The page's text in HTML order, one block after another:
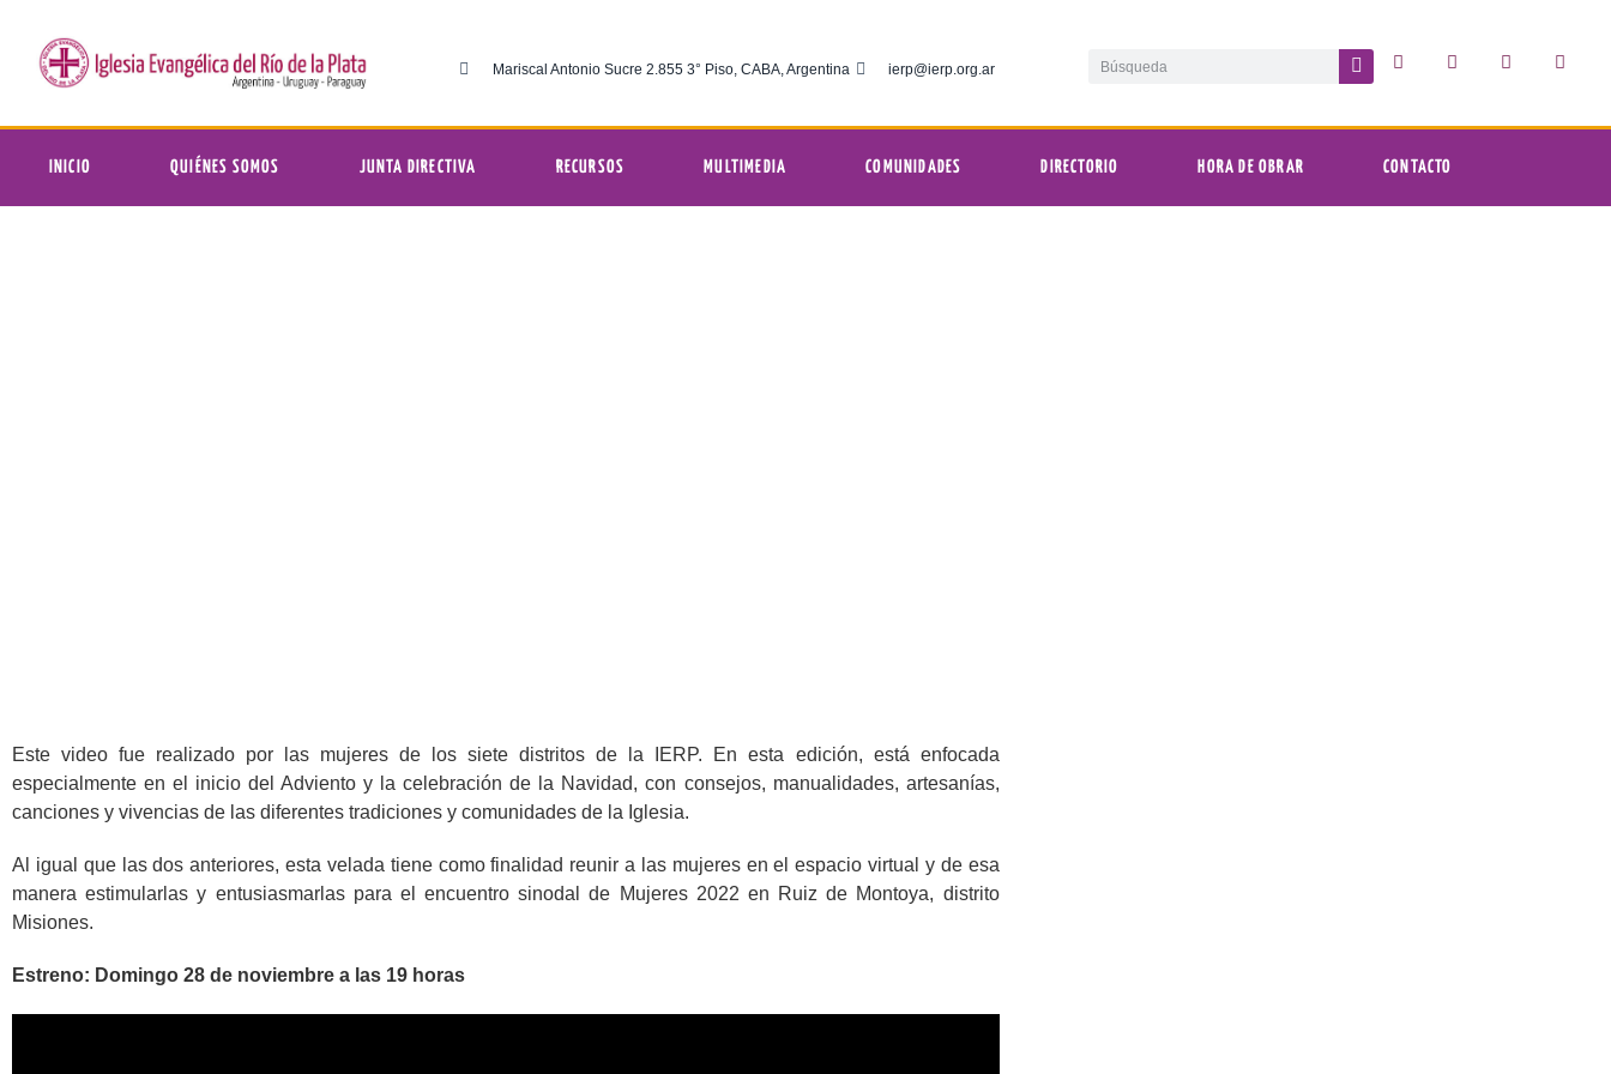
Mariscal Antonio Sucre 2.855 3° Piso, CABA, Argentina ierp@ierp.org.ar
INICIO QUIÉNES SOMOS JUNTA DIRECTIVA RECURSOS MULTIMEDIA COMUNIDADES DIRECTORIO HORA DE OBRAR CONTACTO
Este video fue realizado por las mujeres de los siete distritos de la IERP. En esta edición, está enfocada
especialmente en el inicio del Adviento y la celebración de la Navidad, con consejos, manualidades, artesanías,
canciones y vivencias de las diferentes tradiciones y comunidades de la Iglesia.
Al igual que las dos anteriores, esta velada tiene como finalidad reunir a las mujeres en el espacio virtual y de esa
manera estimularlas y entusiasmarlas para el encuentro sinodal de Mujeres 2022 en Ruiz de Montoya, distrito
Misiones.
Estreno: Domingo 28 de noviembre a las 19 horas